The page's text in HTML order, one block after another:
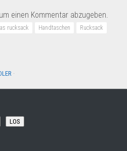
einen Kommentar abzugeben.
rucksack Handtaschen
Rucksack
·
LOS